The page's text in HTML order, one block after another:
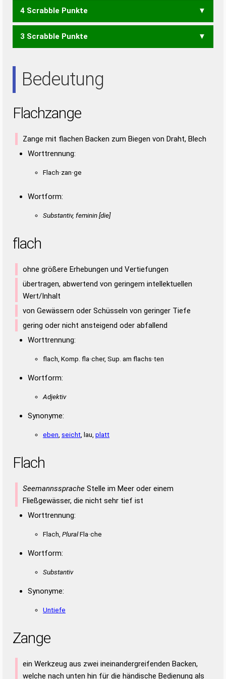
AALEN ALANE ANALE
GAL GEH GEL HAG HEG
AHNE
ANAL ELAN NAGE NAHE
4 Scrabble Punkte
AAL AGA AHA AHN
3 Scrabble Punkte
Bedeutung
Flachzange
Zange mit flachen Backen zum Biegen von Draht, Blech
Worttrennung:
Flach·zan·ge
Wortform:
Substantiv, feminin [die]
flach
ohne größere Erhebungen und Vertiefungen
übertragen, abwertend von geringem intellektuellen
Wert/Inhalt
von Gewässern oder Schüsseln von geringer Tiefe
gering oder nicht ansteigend oder abfallend
Worttrennung:
flach, Komp. fla·cher, Sup. am flachs·ten
Wortform:
Adjektiv
Synonyme:
eben seicht , lau, platt
Flach
Seemannssprache Stelle im Meer oder einem
Fließgewässer, die nicht sehr tief ist
Worttrennung:
Flach, PluralFla·che
Wortform:
Substantiv
Synonyme:
Untiefe
Zange
ein Werkzeug aus zwei ineinandergreifenden Backen,
welche nach unten hin für die händische Bedienung als